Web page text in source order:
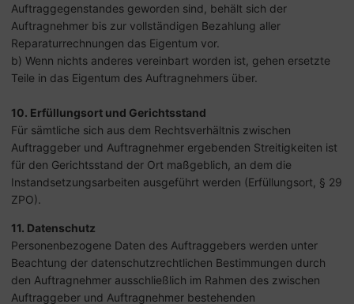
Auftraggegenstandes geworden sind, behält sich der
Auftragnehmer bis zur vollständigen Bezahlung aller
Reparaturrechnungen das Eigentum vor.
b) Wenn nichts anderes vereinbart worden ist, gehen ersetzte
Teile in das Eigentum des Auftragnehmers über.
10. Erfüllungsort und Gerichtsstand
Für sämtliche sich aus dem Rechtsverhältnis zwischen
Auftraggeber und Auftragnehmer ergebenden Streitigkeiten ist
für den Gerichtsstand der Ort maßgeblich, an dem die
Instandsetzungsarbeiten ausgeführt werden (Erfüllungsort, § 29
ZPO).
11. Datenschutz
Personenbezogene Daten des Auftraggebers werden unter
Beachtung der datenschutzrechtlichen Bestimmungen durch
den Auftragnehmer ausschließlich im Rahmen des zwischen
Auftraggeber und Auftragnehmer bestehenden